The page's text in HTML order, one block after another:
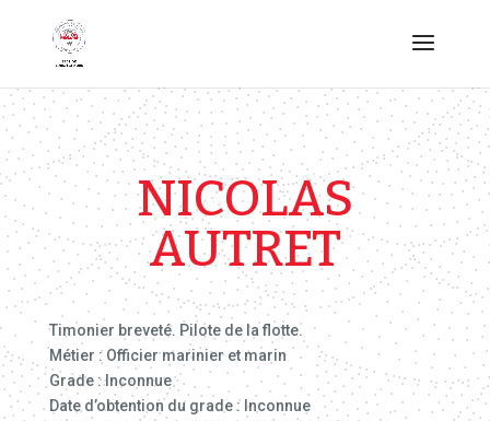
NICOLAS
AUTRET
Timonier breveté. Pilote de la flotte.
Métier : Officier marinier et marin
Grade : Inconnue
Date d’obtention du grade : Inconnue